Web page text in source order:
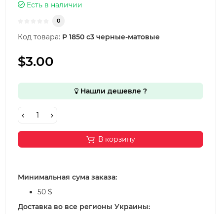
Есть в наличии
0
Код товара: Р 1850 с3 черные-матовые
$3.00
Нашли дешевле ?
В корзину
Минимальная сума заказа:
50 $
Доставка во все регионы Украины: